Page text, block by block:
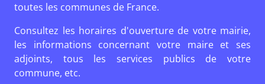
toutes les communes de France.
Consultez les horaires d'ouverture de votre mairie,
les informations concernant votre maire et ses
adjoints, tous les services publics de votre
commune, etc.